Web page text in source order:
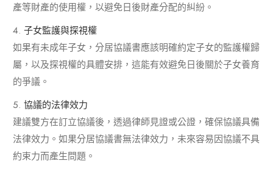
產等財產的使用權，以避免日後財產分配的糾紛。
子女監護與探視權
如果有未成年子女，分居協議書應該明確約定子女的監護權歸
屬，以及探視權的具體安排，這能有效避免日後關於子女養育
的爭議。
協議的法律效力
建議雙方在訂立協議後，透過律師見證或公證，確保協議具備
法律效力。如果分居協議書無法律效力，未來容易因協議不具
約束力而產生問題。